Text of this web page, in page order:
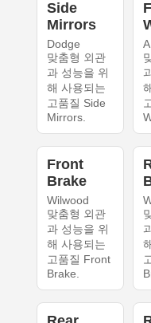
Side
Mirrors
Dodge
맞춤형 외관
과 성능을 위
해 사용되는
고품질 Side
Mirrors.
Front
Brake
Wilwood
맞춤형 외관
과 성능을 위
해 사용되는
고품질 Front
Brake.